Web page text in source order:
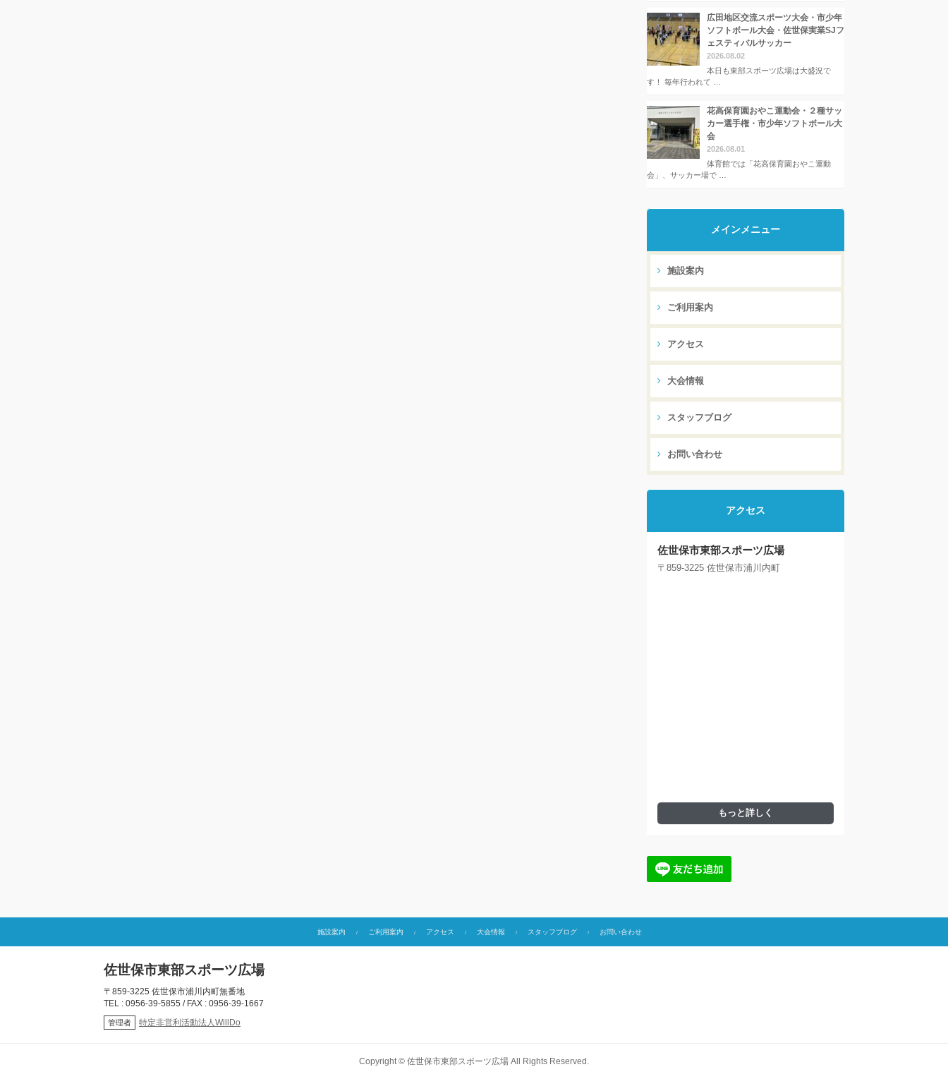
広田地区交流スポーツ大会・市少年
ソフトボール大会・佐世保実業SJフ
ェスティバルサッカー
2026.08.02
本日も東部スポーツ広場は大盛況で
す！ 毎年行われて …
花高保育園おやこ運動会・２種サッ
カー選手権・市少年ソフトボール大
会
2026.08.01
体育館では「花高保育園おやこ運動
会」、サッカー場で …
メインメニュー
施設案内
ご利用案内
アクセス
大会情報
スタッフブログ
お問い合わせ
アクセス
佐世保市東部スポーツ広場
〒859-3225 佐世保市浦川内町
もっと詳しく
施設案内 ご利用案内 アクセス 大会情報 スタッフブログ お問い合わせ
佐世保市東部スポーツ広場
〒859-3225 佐世保市浦川内町無番地
TEL : 0956-39-5855 / FAX : 0956-39-1667
管理者 特定非営利活動法人WillDo
Copyright © 佐世保市東部スポーツ広場 All Rights Reserved.